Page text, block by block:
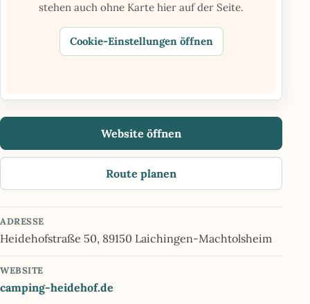
stehen auch ohne Karte hier auf der Seite.
Cookie-Einstellungen öffnen
Website öffnen
Route planen
ADRESSE
Heidehofstraße 50, 89150 Laichingen-Machtolsheim
WEBSITE
camping-heidehof.de